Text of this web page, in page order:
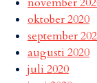
oktober 2020
september
augusti 2020
juli 2020